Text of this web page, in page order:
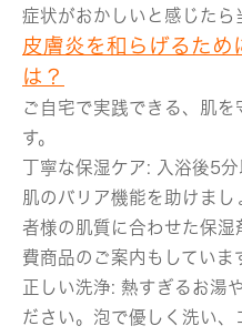
症状がおかしいと感じたら
皮膚炎を和らげるため
は？
ご自宅で実践できる、肌
す。
丁寧な保湿ケア: 入浴後5
肌のバリア機能を助けま
者様の肌質に合わせた保湿
費商品のご案内もしていま
正しい洗浄: 熱すぎるお湯
ださい。泡で優しく洗い